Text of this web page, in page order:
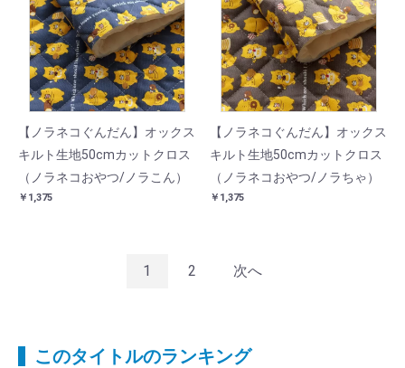
【ノラネコぐんだん】オックス
キルト生地50cmカットクロス
（ノラネコおやつ/ノラこん）
￥1,375
【ノラネコぐんだん】オックス
キルト生地50cmカットクロス
（ノラネコおやつ/ノラちゃ）
￥1,375
1 2 次へ
このタイトルのランキング